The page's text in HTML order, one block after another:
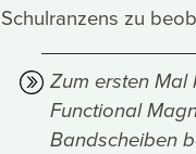
Schulranzens zu
Zum ersten Mal
Functional
Bandscheiben